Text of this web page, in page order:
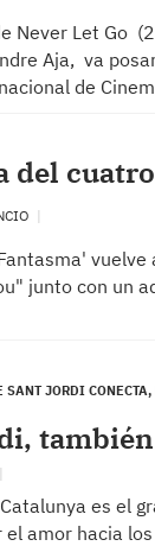
Never Let Go
Aja, va
de
del
junto con un
JORDI
es el
el amor hacia